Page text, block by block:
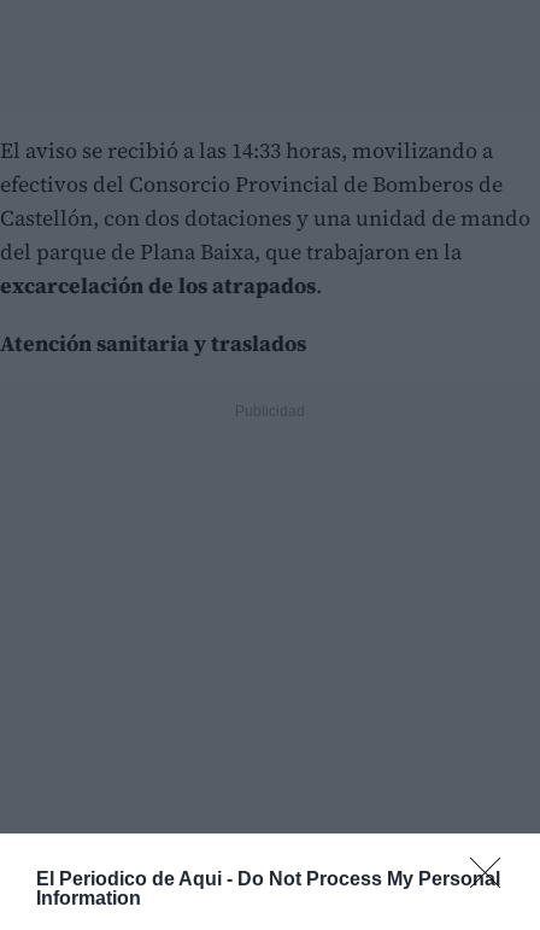
El Periodico de Aqui - Do Not Process My Personal
Information
El aviso se recibió a las 14:33 horas, movilizando a
efectivos del Consorcio Provincial de Bomberos de
Castellón, con dos dotaciones y una unidad de mando
del parque de Plana Baixa, que trabajaron en la
excarcelación de los atrapados.
Atención sanitaria y traslados